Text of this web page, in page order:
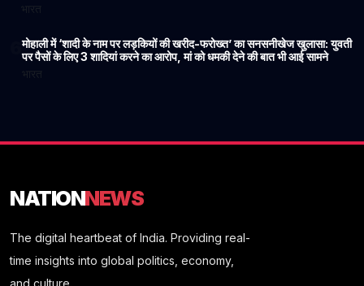
6मोहाली में ‘शादी के नाम पर लड़कियों की खरीद-फरोख्त’ का सनसनीखेज खुलासा: युवती
पर पैसों के लिए 3 शादियां करने का आरोप, मां को धमकी देने की बात भी आई सामने
NATIONNEWS
The digital heartbeat of India. Providing real-
time insights into global politics, economy,